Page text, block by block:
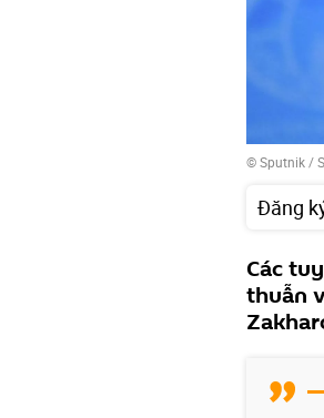
© Sputnik /
Đăng
Các
thuẫn